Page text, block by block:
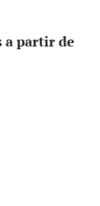
partir de